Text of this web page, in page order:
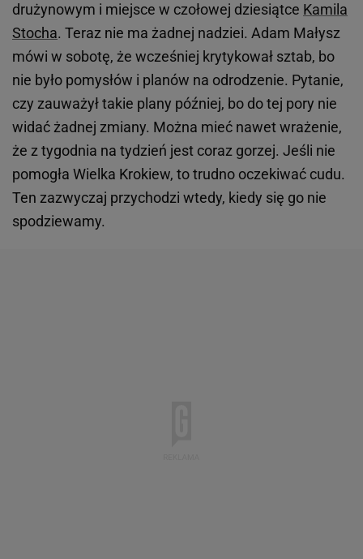
drużynowym i miejsce w czołowej dziesiątce Kamila
Stocha. Teraz nie ma żadnej nadziei. Adam Małysz
mówi w sobotę, że wcześniej krytykował sztab, bo
nie było pomysłów i planów na odrodzenie. Pytanie,
czy zauważył takie plany później, bo do tej pory nie
widać żadnej zmiany. Można mieć nawet wrażenie,
że z tygodnia na tydzień jest coraz gorzej. Jeśli nie
pomogła Wielka Krokiew, to trudno oczekiwać cudu.
Ten zazwyczaj przychodzi wtedy, kiedy się go nie
spodziewamy.